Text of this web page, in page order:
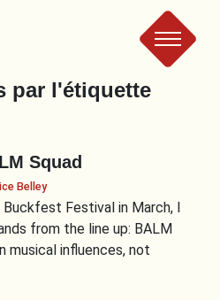
par l'étiquette
Squad
Belley
Festival in March, I
from the line up: BALM
musical influences, not